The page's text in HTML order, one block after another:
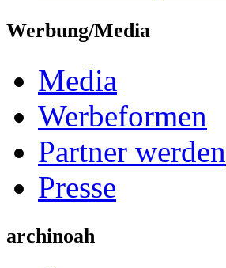
Werbung/Media
Media
Werbeformen
Partner werden
Presse
archinoah